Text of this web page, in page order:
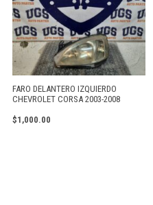
FARO DELANTERO IZQUIERDO
CHEVROLET CORSA 2003-2008
$1,000.00